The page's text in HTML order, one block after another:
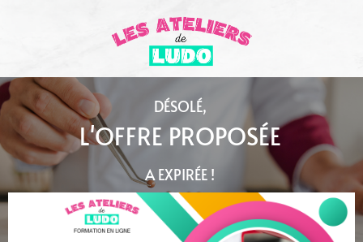
DÉSOLÉ,
L'OFFRE PROPOSÉE
A EXPIRÉE !